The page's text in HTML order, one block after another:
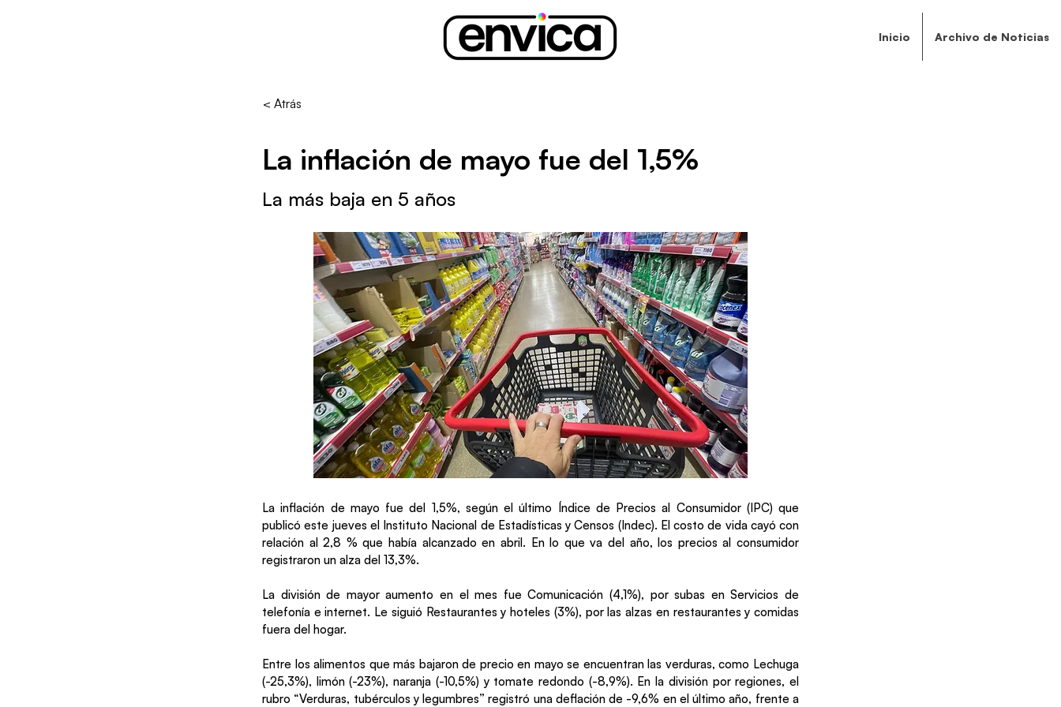
Inicio Archivo de Noticias
< Atrás
La inflación de mayo fue del 1,5%
La más baja en 5 años
La inflación de mayo fue del 1,5%, según el último Índice de Precios al Consumidor (IPC) que
publicó este jueves el Instituto Nacional de Estadísticas y Censos (Indec). El costo de vida cayó con
relación al 2,8 % que había alcanzado en abril. En lo que va del año, los precios al consumidor
registraron un alza del 13,3%.
La división de mayor aumento en el mes fue Comunicación (4,1%), por subas en Servicios de
telefonía e internet. Le siguió Restaurantes y hoteles (3%), por las alzas en restaurantes y comidas
fuera del hogar.
Entre los alimentos que más bajaron de precio en mayo se encuentran las verduras, como Lechuga
(-25,3%), limón (-23%), naranja (-10,5%) y tomate redondo (-8,9%). En la división por regiones, el
rubro “Verduras, tubérculos y legumbres” registró una deflación de -9,6% en el último año, frente a